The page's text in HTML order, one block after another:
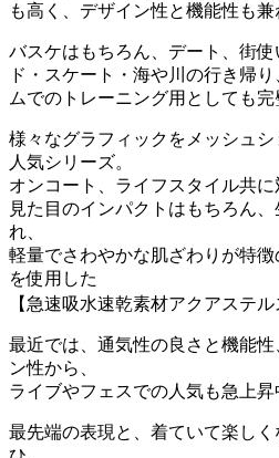
も高く、デザイン性と機能性も兼
バスケはもちろん、デート、街
ド・スケート・海や川の行き帰
ムでのトレーニング用としても完
様々なグラフィックをメッシュ
人気シリーズ。
オンコート、ライフスタイル共に
見た目のインパクトはもちろん
れ、
軽量でさわやかな肌ざわりが特
を使用した
【急速吸水速乾素材アクアステ
最近では、通気性の良さと機能
ン性から、
ライブやフェスでの人気も急上昇
最先端の表現と、着ていて楽し